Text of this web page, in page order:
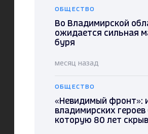
ОБЩЕСТВО
Во Владимирской
ожидается сильная
буря
месяц назад
ОБЩЕСТВО
«Невидимый фронт»:
владимирских
которую 80 лет